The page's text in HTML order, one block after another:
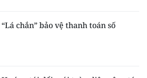
THÁNG
“Lá chắn” bảo vệ thanh toán số